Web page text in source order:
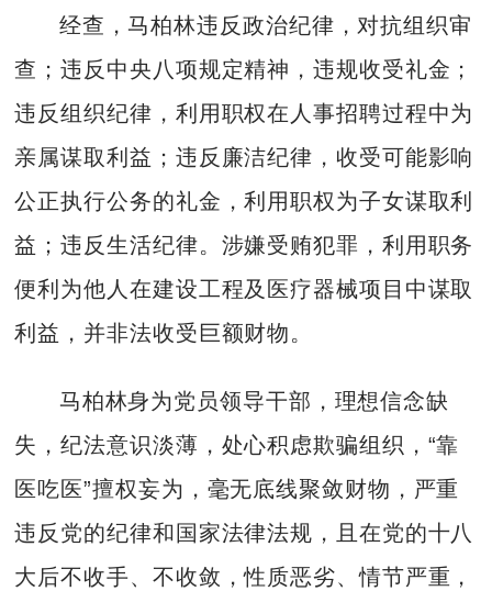
经查，马柏林违反政治纪律，对抗组织审
查；违反中央八项规定精神，违规收受礼金；
违反组织纪律，利用职权在人事招聘过程中为
亲属谋取利益；违反廉洁纪律，收受可能影响
公正执行公务的礼金，利用职权为子女谋取利
益；违反生活纪律。涉嫌受贿犯罪，利用职务
便利为他人在建设工程及医疗器械项目中谋取
利益，并非法收受巨额财物。
马柏林身为党员领导干部，理想信念缺
失，纪法意识淡薄，处心积虑欺骗组织，“靠
医吃医”擅权妄为，毫无底线聚敛财物，严重
违反党的纪律和国家法律法规，且在党的十八
大后不收手、不收敛，性质恶劣、情节严重，